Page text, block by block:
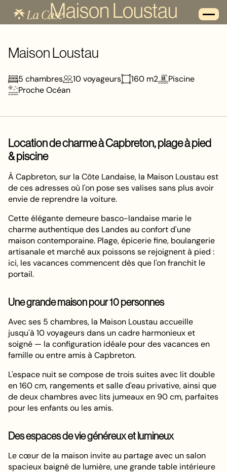
Maison Loustau
Maison Loustau
5 chambres 10voyageurs 160 m2
Piscine
Proche Océan
Location de charme à Capbreton, plage à pied
& piscine
À Capbreton, sur la Côte Landaise, la Maison Loustau est
de ces adresses où l'on pose ses valises sans plus avoir
envie de reprendre la voiture.
Cette élégante demeure basco-landaise marie le
charme authentique des Landes au confort d'une
maison contemporaine. Plage, épicerie fine, boulangerie
artisanale et marché aux poissons se rejoignent à pied :
ici, les vacances commencent dès que l'on franchit le
portail.
Une grande maison pour 10 personnes
Avec ses 5 chambres, la Maison Loustau accueille
jusqu'à 10 voyageurs dans un cadre harmonieux et
soigné — la configuration idéale pour des vacances en
famille ou entre amis à Capbreton.
L'espace nuit se compose de trois suites avec lit double
en 160 cm, rangements et salle d'eau privative, ainsi que
de deux chambres avec lits jumeaux en 90 cm, parfaites
pour les enfants ou les amis.
Des espaces de vie généreux et lumineux
Le cœur de la maison invite au partage avec un salon
spacieux baigné de lumière, une grande table intérieure